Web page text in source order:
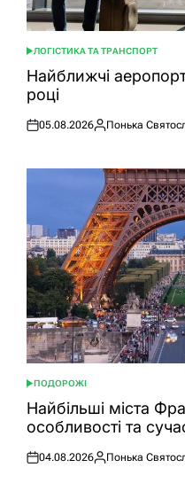
ОПУБЛІКУВАТИ
У
ЛОГІСТИКА ТА ТРАНСПОРТ
Найближчі
році
Оприлюднено
05.08.2026
Опубліковано
Понька
ОПУБЛІКУВАТИ
У
ПОДОРОЖІ
Найбільші міста
особливості та
Оприлюднено
04.08.2026
Опубліковано
Понька